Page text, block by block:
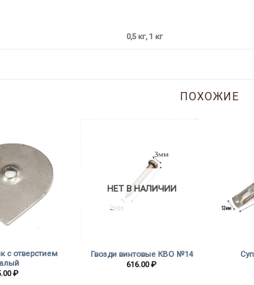
0,5 кг, 1 кг
ПОХОЖИЕ
с отверстием
₽
НЕТ В НАЛИЧИИ
Гвозди винтовые КВО №14
616.00₽